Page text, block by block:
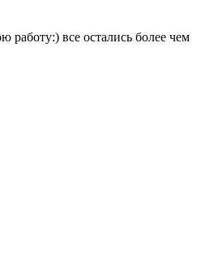
работу:) все остались более чем